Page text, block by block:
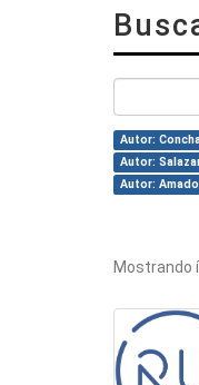
Autor:
Autor:
Autor:
Mostrando